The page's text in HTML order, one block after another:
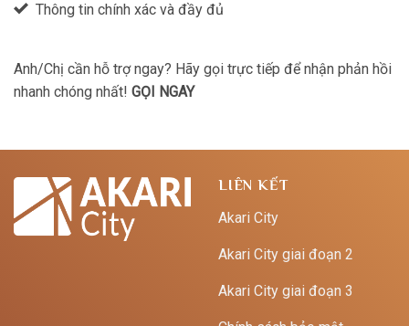
Thông tin chính xác và đầy đủ
Anh/Chị cần hỗ trợ ngay? Hãy gọi trực tiếp để nhận phản hồi
nhanh chóng nhất! GỌI NGAY
LIÊN KẾT
Akari City
Akari City giai đoạn 2
Akari City giai đoạn 3